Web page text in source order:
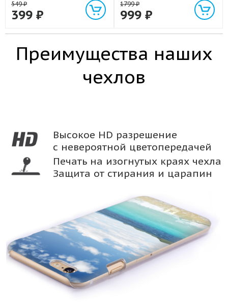
549₽
399 ₽
1799₽
999 ₽
Преимущества наших
чехлов
Высокое HD разрешение
с невероятной цветопередачей
Печать на изогнутых краях чехла
Защита от стирания и царапин